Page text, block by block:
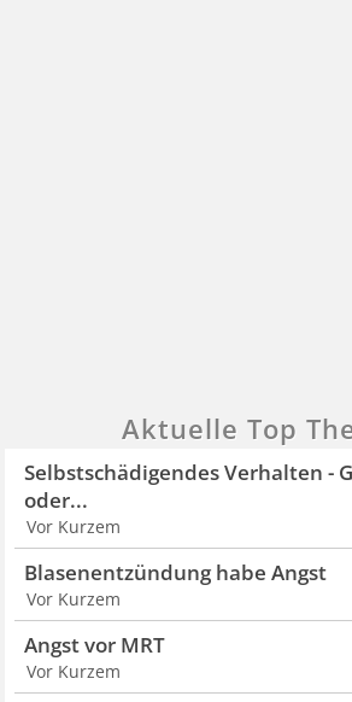
Aktuelle Top
Selbstschädigendes Verhalten -
oder...
Vor Kurzem
Blasenentzündung habe Angst
Vor Kurzem
Angst vor MRT
Vor Kurzem